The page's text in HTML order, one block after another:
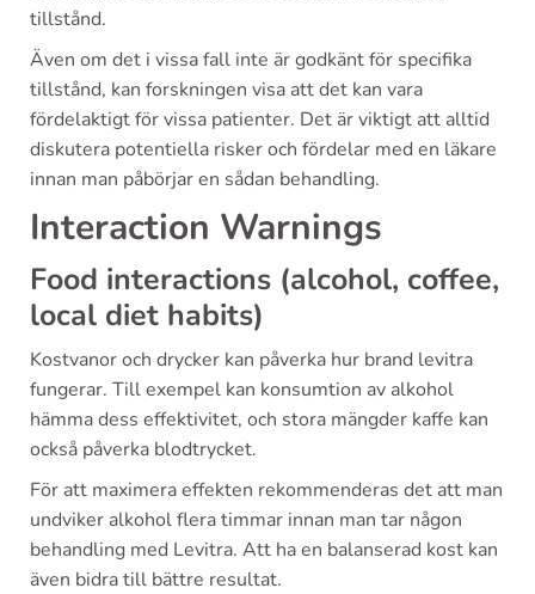
tillstånd.
Även om det i vissa fall inte är godkänt för specifika
tillstånd, kan forskningen visa att det kan vara
fördelaktigt för vissa patienter. Det är viktigt att alltid
diskutera potentiella risker och fördelar med en läkare
innan man påbörjar en sådan behandling.
Interaction Warnings
Food interactions (alcohol, coffee,
local diet habits)
Kostvanor och drycker kan påverka hur brand levitra
fungerar. Till exempel kan konsumtion av alkohol
hämma dess effektivitet, och stora mängder kaffe kan
också påverka blodtrycket.
För att maximera effekten rekommenderas det att man
undviker alkohol flera timmar innan man tar någon
behandling med Levitra. Att ha en balanserad kost kan
även bidra till bättre resultat.